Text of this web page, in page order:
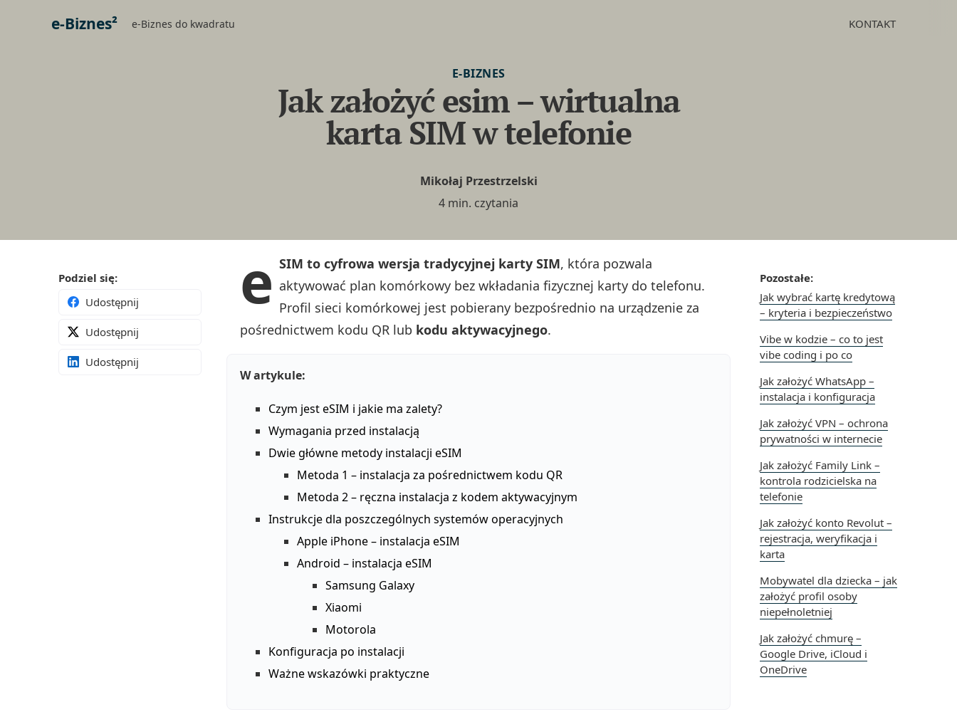
e-Biznes² e-Biznes do kwadratu KONTAKT
E-BIZNES
Jak założyć esim – wirtualna
karta SIM w telefonie
Mikołaj Przestrzelski
4 min. czytania
Pozostałe:
Jak wybrać kartę kredytową
– kryteria i bezpieczeństwo
Vibe w kodzie – co to jest
vibe coding i po co
Jak założyć WhatsApp –
instalacja i konfiguracja
Jak założyć VPN – ochrona
prywatności w internecie
Jak założyć Family Link –
kontrola rodzicielska na
telefonie
Jak założyć konto Revolut –
rejestracja, weryfikacja i
karta
Mobywatel dla dziecka – jak
założyć profil osoby
niepełnoletniej
Jak założyć chmurę –
Google Drive, iCloud i
OneDrive
Podziel się:
Udostępnij
Udostępnij
Udostępnij
e SIM to cyfrowa wersja tradycyjnej karty SIM, która pozwala
aktywować plan komórkowy bez wkładania fizycznej karty do telefonu.
Profil sieci komórkowej jest pobierany bezpośrednio na urządzenie za
pośrednictwem kodu QR lub kodu aktywacyjnego.
W artykule:
Czym jest eSIM i jakie ma zalety?
Wymagania przed instalacją
Dwie główne metody instalacji eSIM
Metoda 1 – instalacja za pośrednictwem kodu QR
Metoda 2 – ręczna instalacja z kodem aktywacyjnym
Instrukcje dla poszczególnych systemów operacyjnych
Apple iPhone – instalacja eSIM
Android – instalacja eSIM
Samsung Galaxy
Xiaomi
Motorola
Konfiguracja po instalacji
Ważne wskazówki praktyczne